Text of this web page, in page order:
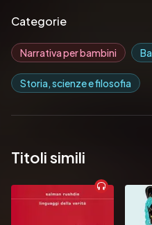
Pubblicato da:  REA Multimedia
Categorie
Narrativa per bambini
Storia, scienze e filosofia
Titoli simili